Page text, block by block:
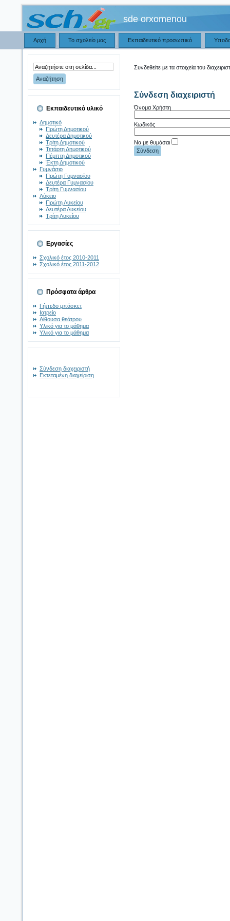
sde orxomenou
Αρχή Το σχολείο μας Εκπαιδευτικό προσωπικό
Εκπαιδευτικό υλικό
Δημοτικό
Πρώτη Δημοτικού
Δευτέρα Δημοτικού
Τρίτη Δημοτικού
Τετάρτη Δημοτικού
Πέμπτη Δημοτικού
Έκτη Δημοτικού
Γυμνάσιο
Πρώτη Γυμνασίου
Δευτέρα Γυμνασίου
Τρίτη Γυμνασίου
Λύκειο
Πρώτη Λυκείου
Δευτέρα Λυκείου
Τρίτη Λυκείου
Εργασίες
Σχολικό έτος 2010-2011
Σχολικό έτος 2011-2012
Πρόσφατα άρθρα
Γήπεδο μπάσκετ
Ιατρείο
Αίθουσα θεάτρου
Υλικό για το μάθημα
Υλικό για το μάθημα
Σύνδεση διαχειριστή
Εκτεταμένη διαχείριση
Συνδεθείτε με τα στοιχεία του
Σύνδεση διαχειριστή
Όνομα Χρήστη
Κωδικός
Να με θυμάσαι